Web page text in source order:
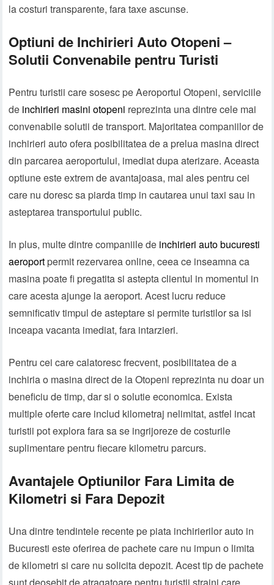
la costuri transparente, fara taxe ascunse.
Optiuni de Inchirieri Auto Otopeni –
Solutii Convenabile pentru Turisti
Pentru turistii care sosesc pe Aeroportul Otopeni, serviciile
de inchirieri masini otopeni reprezinta una dintre cele mai
convenabile solutii de transport. Majoritatea companiilor de
inchirieri auto ofera posibilitatea de a prelua masina direct
din parcarea aeroportului, imediat dupa aterizare. Aceasta
optiune este extrem de avantajoasa, mai ales pentru cei
care nu doresc sa piarda timp in cautarea unui taxi sau in
asteptarea transportului public.
In plus, multe dintre companiile de inchirieri auto bucuresti
aeroport permit rezervarea online, ceea ce inseamna ca
masina poate fi pregatita si astepta clientul in momentul in
care acesta ajunge la aeroport. Acest lucru reduce
semnificativ timpul de asteptare si permite turistilor sa isi
inceapa vacanta imediat, fara intarzieri.
Pentru cei care calatoresc frecvent, posibilitatea de a
inchiria o masina direct de la Otopeni reprezinta nu doar un
beneficiu de timp, dar si o solutie economica. Exista
multiple oferte care includ kilometraj nelimitat, astfel incat
turistii pot explora fara sa se ingrijoreze de costurile
suplimentare pentru fiecare kilometru parcurs.
Avantajele Optiunilor Fara Limita de
Kilometri si Fara Depozit
Una dintre tendintele recente pe piata inchirierilor auto in
Bucuresti este oferirea de pachete care nu impun o limita
de kilometri si care nu solicita depozit. Acest tip de pachete